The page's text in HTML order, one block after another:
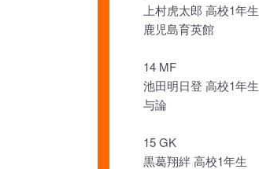
上村虎太郎 高校1年生
鹿児島育英館
14 MF
池田明日登 高校1年生
与論
15 GK
黒葛翔絆 高校1年生